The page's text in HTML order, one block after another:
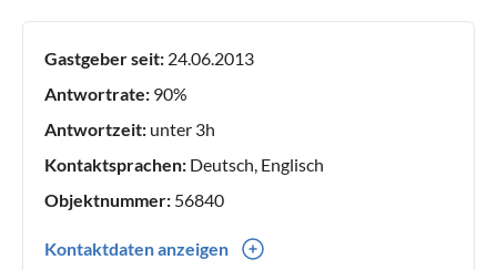
Gastgeber seit: 24.06.2013
Antwortrate: 90%
Antwortzeit: unter 3h
Kontaktsprachen: Deutsch, Englisch
Objektnummer: 56840
Kontaktdaten anzeigen